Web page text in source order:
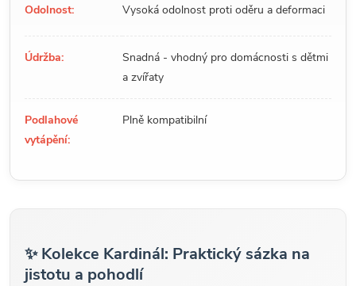
Odolnost: Vysoká odolnost proti oděru a deformaci
Údržba:
Snadná - vhodný pro domácnosti s dětmi
a zvířaty
Podlahové
vytápění:
Plně kompatibilní
✨ Kolekce Kardinál: Praktický sázka na
jistotu a pohodlí